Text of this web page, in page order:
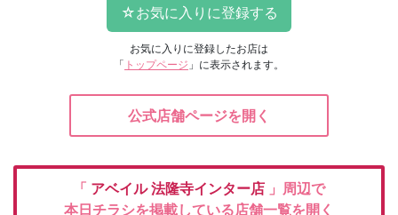
お気に入りに登録したお店は
「 トップページ 」に表示されます。
公式店舗ページを開く
「 アベイル法隆寺インター店 」周辺で
本日チラシを掲載している店舗一覧を開く